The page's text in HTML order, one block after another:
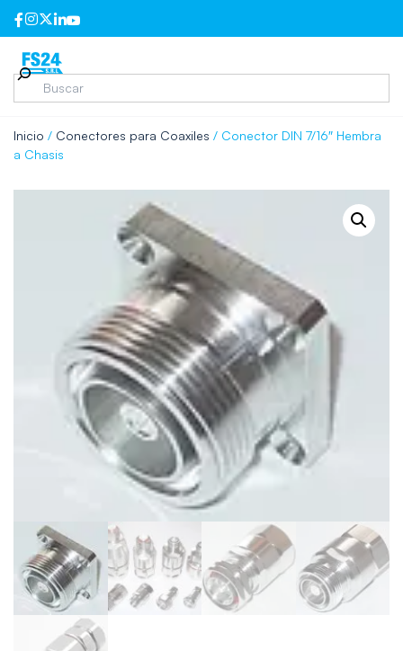
Inicio / Conectores para Coaxiles / Conector DIN 7/16″ Hembra
a Chasis